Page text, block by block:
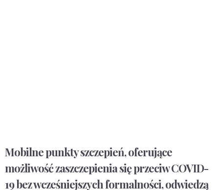
Mobilne punkty szczepień, oferujące
możliwość zaszczepienia się przeciw COVID-
19 bez wcześniejszych formalności, odwiedzą